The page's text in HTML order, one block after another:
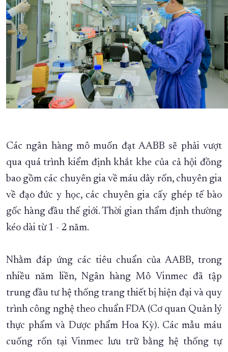
Các ngân hàng mô muốn đạt AABB sẽ phải vượt
qua quá trình kiểm định khắt khe của cả hội đồng
bao gồm các chuyên gia về máu dây rốn, chuyên gia
về đạo đức y học, các chuyên gia cấy ghép tế bào
gốc hàng đầu thế giới. Thời gian thẩm định thường
kéo dài từ 1 - 2 năm.
Nhằm đáp ứng các tiêu chuẩn của AABB, trong
nhiều năm liền, Ngân hàng Mô Vinmec đã tập
trung đầu tư hệ thống trang thiết bị hiện đại và quy
trình công nghệ theo chuẩn FDA (Cơ quan Quản lý
thực phẩm và Dược phẩm Hoa Kỳ). Các mẫu máu
cuống rốn tại Vinmec lưu trữ bằng hệ thống tự